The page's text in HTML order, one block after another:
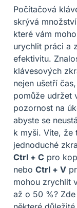
Počítačová
skrývá
které vám
urychlit práci a
efektivitu.
klávesových
nejen ušetří
pomůže udržet
pozornost na
abyste se
k myši. Víte, že
jednoduché
Ctrl + C pro
nebo Ctrl + V
mohou zrychlit
až o 50 %?